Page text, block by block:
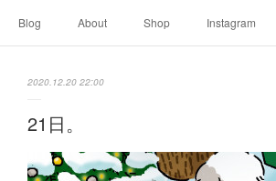
Blog About Shop Instagram
2020.12.20 22:00
21日。